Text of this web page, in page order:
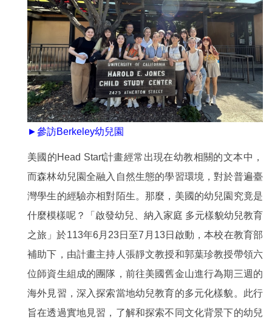
►參訪Berkeley幼兒園
美國的Head Start計畫經常出現在幼教相關的文本中，
而森林幼兒園全融入自然生態的學習環境，對於普遍臺
灣學生的經驗亦相對陌生。那麼，美國的幼兒園究竟是
什麼模樣呢？「啟發幼兒、納入家庭 多元樣貌幼兒教育
之旅」於113年6月23日至7月13日啟動，本校在教育部
補助下，由計畫主持人張靜文教授和郭葉珍教授帶領六
位師資生組成的團隊，前往美國舊金山進行為期三週的
海外見習，深入探索當地幼兒教育的多元化樣貌。此行
旨在透過實地見習，了解和探索不同文化背景下的幼兒